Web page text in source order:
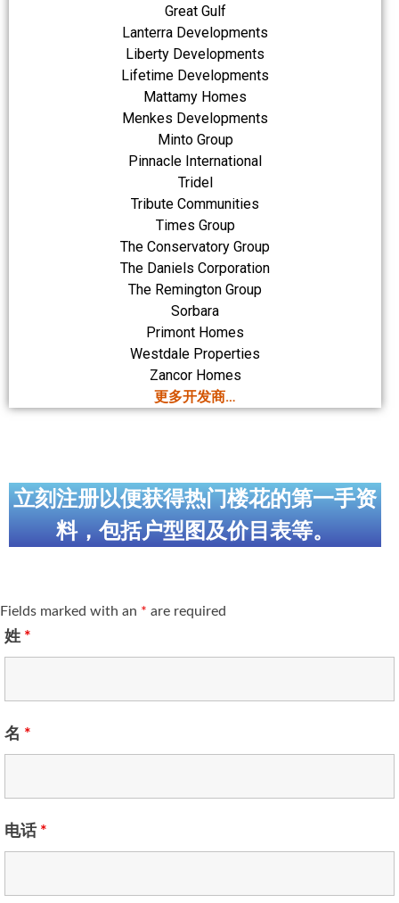
Great Gulf
Lanterra Developments
Liberty Developments
Lifetime Developments
Mattamy Homes
Menkes Developments
Minto Group
Pinnacle International
Tridel
Tribute Communities
Times Group
The Conservatory Group
The Daniels Corporation
The Remington Group
Sorbara
Primont Homes
Westdale Properties
Zancor Homes
更多开发商…
立刻注册以便获得热门楼花的第一手资
料，包括户型图及价目表等。
Fields marked with an * are required
姓 *
名 *
电话 *